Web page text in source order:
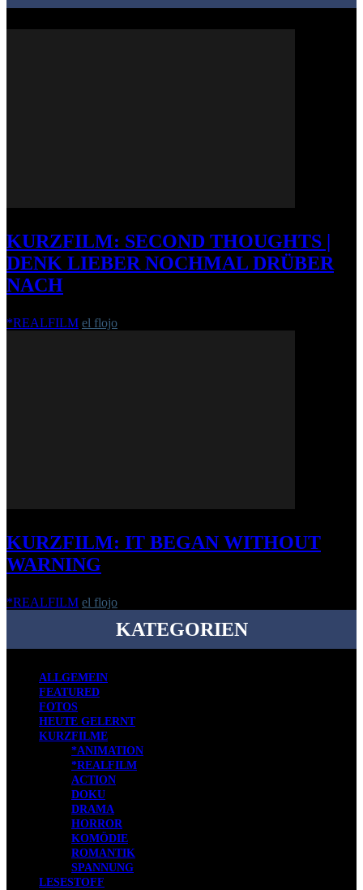
KURZFILM: SECOND THOUGHTS |
DENK LIEBER NOCHMAL DRÜBER
NACH
*REALFILM el flojo
KURZFILM: IT BEGAN WITHOUT
WARNING
*REALFILM el flojo
KATEGORIEN
ALLGEMEIN
FEATURED
FOTOS
HEUTE GELERNT
KURZFILME
*ANIMATION
*REALFILM
ACTION
DOKU
DRAMA
HORROR
KOMÖDIE
ROMANTIK
SPANNUNG
LESESTOFF